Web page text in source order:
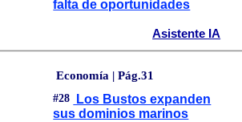
falta de oportunidades
Asistente IA
Economía | Pág.31
#28
Los Bustos expanden
sus dominios marinos